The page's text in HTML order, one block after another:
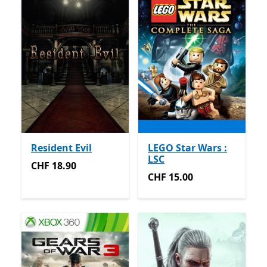
Resident Evil
CHF 18.90
CHF 18.90
LEGO Star Wars :
LSC
CHF 15.00
CHF 15.00